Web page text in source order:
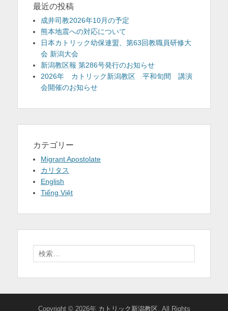
最近の投稿
成井司教2026年10月の予定
熊本地震への対応について
日本カトリック幼保連盟、第63回教職員研修大
会 新潟大会
新潟教区報 第286号発行のお知らせ
2026年 カトリック新潟教区 平和旬間 講演
会開催のお知らせ
カテゴリー
Migrant Apostolate
カリタス
English
Tiếng Việt
索:
Copyright © 2026年 カトリック新潟教区 . All Rights